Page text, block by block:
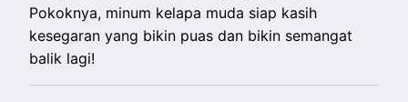
Pokoknya, minum kelapa muda siap kasih
kesegaran yang bikin puas dan bikin semangat
balik lagi!